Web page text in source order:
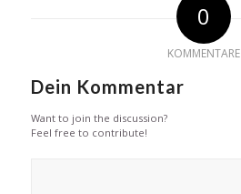
0
KOMMENTARE
Dein Kommentar
Want to join the discussion?
Feel free to contribute!